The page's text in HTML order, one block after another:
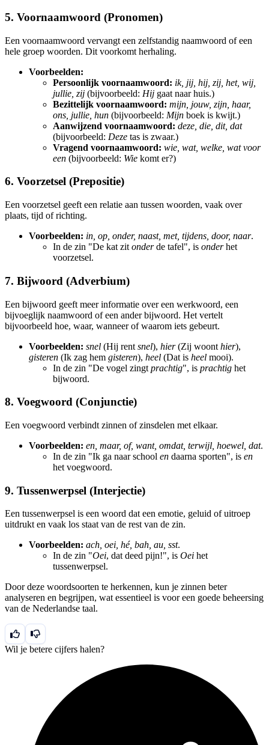
5. Voornaamwoord (Pronomen)
Een voornaamwoord vervangt een zelfstandig naamwoord of een
hele groep woorden. Dit voorkomt herhaling.
Voorbeelden:
Persoonlijk voornaamwoord: ik, jij, hij, zij, het, wij,
jullie, zij (bijvoorbeeld: Hij gaat naar huis.)
Bezittelijk voornaamwoord: mijn, jouw, zijn, haar,
ons, jullie, hun (bijvoorbeeld: Mijn boek is kwijt.)
Aanwijzend voornaamwoord: deze, die, dit, dat
(bijvoorbeeld: Deze tas is zwaar.)
Vragend voornaamwoord: wie, wat, welke, wat voor
een (bijvoorbeeld: Wie komt er?)
6. Voorzetsel (Prepositie)
Een voorzetsel geeft een relatie aan tussen woorden, vaak over
plaats, tijd of richting.
Voorbeelden: in, op, onder, naast, met, tijdens, door, naar.
In de zin "De kat zit onderde tafel", is onderhet
voorzetsel.
7. Bijwoord (Adverbium)
Een bijwoord geeft meer informatie over een werkwoord, een
bijvoeglijk naamwoord of een ander bijwoord. Het vertelt
bijvoorbeeld hoe, waar, wanneer of waarom iets gebeurt.
Voorbeelden: snel (Hij rent snel), hier(Zij woont hier),
gisteren (Ik zag hem gisteren), heel (Dat is heel mooi).
In de zin "De vogel zingt prachtig", is prachtig het
bijwoord.
8. Voegwoord (Conjunctie)
Een voegwoord verbindt zinnen of zinsdelen met elkaar.
Voorbeelden: en, maar, of, want, omdat, terwijl, hoewel, dat.
In de zin "Ik ga naar school en daarna sporten", is en
het voegwoord.
9. Tussenwerpsel (Interjectie)
Een tussenwerpsel is een woord dat een emotie, geluid of uitroep
uitdrukt en vaak los staat van de rest van de zin.
Voorbeelden: ach, oei, hé, bah, au, sst.
In de zin "Oei, dat deed pijn!", is Oei het
tussenwerpsel.
Door deze woordsoorten te herkennen, kun je zinnen beter
analyseren en begrijpen, wat essentieel is voor een goede beheersing
van de Nederlandse taal.
Wil je betere cijfers halen?